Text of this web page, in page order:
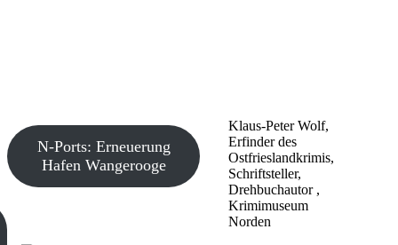
Klaus-Peter Wolf,
Erfinder des
Ostfrieslandkrimis,
Schriftsteller,
Drehbuchautor ,
Krimimuseum
Norden
N-Ports: Erneuerung
Hafen Wangerooge